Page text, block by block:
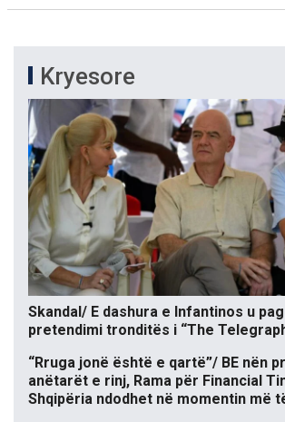
Kryesore
Skandal/ E dashura e Infantinos u
pretendimi tronditës i “The
“Rruga jonë është e qartë”/ BE nën
anëtarët e rinj, Rama për Financial
Shqipëria ndodhet në momentin më